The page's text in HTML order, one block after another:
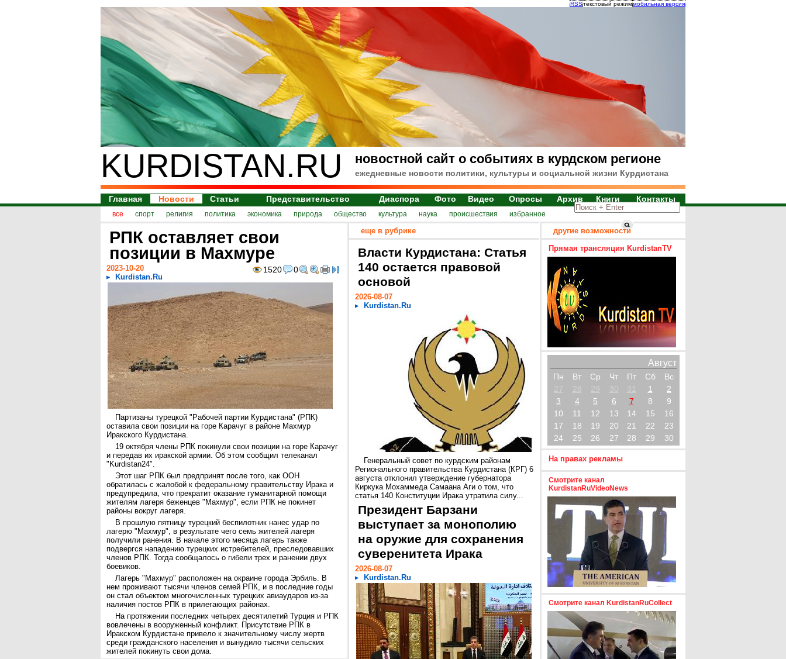
RSSтекстовый режиммобильная версия
KURDISTAN.RU новостной сайт о событиях в курдском регионе
ежедневные новости политики, культуры и социальной жизни Курдистана
Главная Новости Статьи Представительство Диаспора Фото Видео Опросы Архив Книги Контакты
все спорт религия политика экономика природа общество культура наука происшествия избранное
РПК оставляет свои
позиции в Махмуре
1520 0
2023-10-20
Kurdistan.Ru
Партизаны турецкой "Рабочей партии Курдистана" (РПК)
оставила свои позиции на горе Карачуг в районе Махмур
Иракского Курдистана.
19 октября члены РПК покинули свои позиции на горе Карачуг
и передав их иракской армии. Об этом сообщил телеканал
"Kurdistan24".
Этот шаг РПК был предпринят после того, как ООН
обратилась с жалобой к федеральному правительству Ирака и
предупредила, что прекратит оказание гуманитарной помощи
жителям лагеря беженцев "Махмур", если РПК не покинет
районы вокруг лагеря.
В прошлую пятницу турецкий беспилотник нанес удар по
лагерю "Махмур", в результате чего семь жителей лагеря
получили ранения. В начале этого месяца лагерь также
подвергся нападению турецких истребителей, преследовавших
членов РПК. Тогда сообщалось о гибели трех и ранении двух
боевиков.
Лагерь "Махмур" расположен на окраине города Эрбиль. В
нем проживают тысячи членов семей РПК, и в последние годы
он стал объектом многочисленных турецких авиаударов из-за
наличия постов РПК в прилегающих районах.
На протяжении последних четырех десятилетий Турция и РПК
вовлечены в вооруженный конфликт. Присутствие РПК в
Иракском Курдистане привело к значительному числу жертв
среди гражданского населения и вынудило тысячи сельских
жителей покинуть свои дома.
еще в рубрике
Власти Курдистана: Статья
140 остается правовой
основой
2026-08-07
Kurdistan.Ru
Генеральный совет по курдским районам
Регионального правительства Курдистана (КРГ) 6
августа отклонил утверждение губернатора
Киркука Мохаммеда Самаана Аги о том, что
статья 140 Конституции Ирака утратила силу...
Президент Барзани
выступает за монополию
на оружие для сохранения
суверенитета Ирака
2026-08-07
Kurdistan.Ru
другие возможности
Прямая трансляция KurdistanTV
Август
Пн Вт Ср Чт Пт Сб
Вс
27
28 29 30 31 1
2
3
4 5 6 7 8
9
10
11 12 13 14 15
16
17
18 19 20 21 22
23
24
25 26 27 28 29 30
На правах рекламы
Смотрите канал
KurdistanRuVideoNews
Смотрите канал KurdistanRuCollect